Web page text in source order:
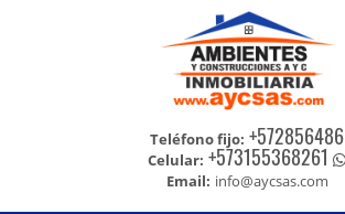
Teléfono fijo: +572856486
Celular: +573155368261
Email: info@aycsas.com